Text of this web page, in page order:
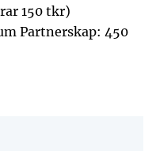
150 tkr)
Partnerskap: 450